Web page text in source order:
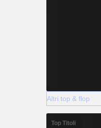
Altri top & flop
Top Titoli